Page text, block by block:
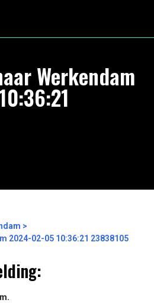
Werkendam
2024-02-05 10:36:21 23838105